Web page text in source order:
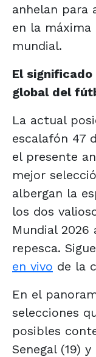
anhelan para
en la
mundial.
El
global del
La actual
escalafón 47
el presente
mejor
albergan la
los dos
Mundial
repesca.
en vivo de la
En el
selecciones
posibles
Senegal (19)